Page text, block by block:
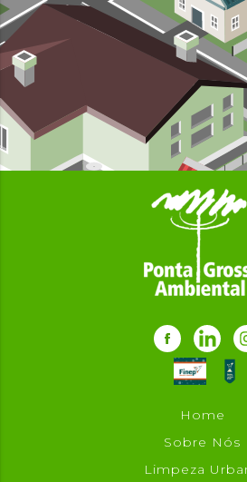
Home
Sobre Nós
Limpeza